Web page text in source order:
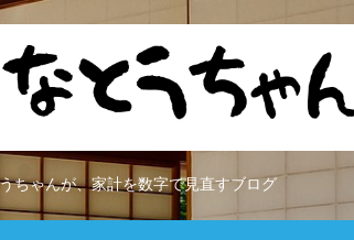
ちゃんが、家計を数字で見直すブログ